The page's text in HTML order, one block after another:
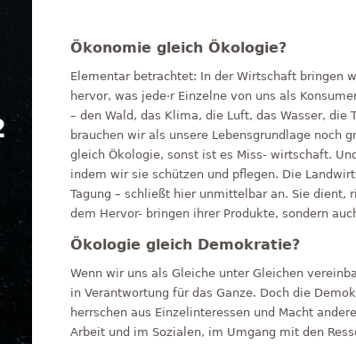
Ökonomie gleich Ökologie?
Elementar betrachtet: In der Wirtschaft bringen
hervor, was jede·r Einzelne von uns als
– den Wald, das Klima, die Luft, das Wasser, die
brauchen wir als unsere Lebensgrundlage noch
gleich Ökologie, sonst ist es Miss- wirtschaft.
indem wir sie schützen und pflegen. Die
Tagung – schließt hier unmittelbar an. Sie dient,
dem Hervor- bringen ihrer Produkte, sondern
Ökologie gleich Demokratie?
Wenn wir uns als Gleiche unter Gleichen
in Verantwortung für das Ganze. Doch die
herrschen aus Einzelinteressen und Macht
Arbeit und im Sozialen, im Umgang mit den